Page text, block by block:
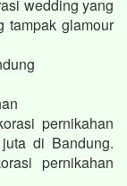
wedding yang
tampak glamour
pernikahan
di Bandung.
pernikahan